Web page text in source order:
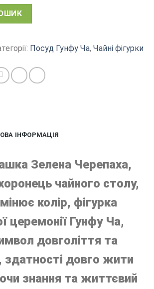
Посуд Гунфу Ча, Чайні фігурки
ІНФОРМАЦІЯ
Зелена Черепаха,
чайного столу,
колір, фігурка
церемонії Гунфу Ча,
довголіття та
здатності довго жити
знання та життєвий